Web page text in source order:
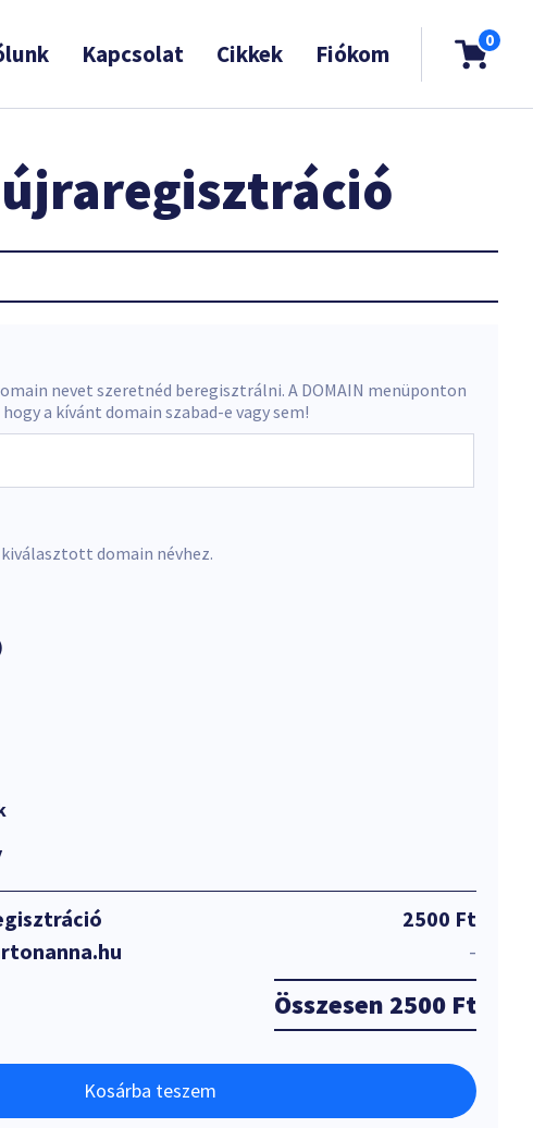
Kapcsolat Cikkek Fiókom 0
nevet szeretnéd beregisztrálni. A DOMAIN menüponton
a kívánt domain szabad-e vagy sem!
domain névhez.
2500 Ft
-
Összesen 2500 Ft
Kosárba teszem